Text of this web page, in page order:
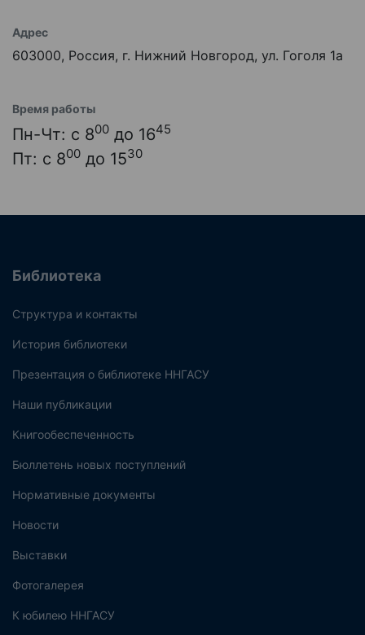
Адрес
603000, Россия, г. Нижний Новгород, ул. Гоголя 1а
Время работы
Пн-Чт: с 800 до 1645
Пт: с 800 до 1530
Библиотека
Структура и контакты
История библиотеки
Презентация о библиотеке ННГАСУ
Наши публикации
Книгообеспеченность
Бюллетень новых поступлений
Нормативные документы
Новости
Выставки
Фотогалерея
К юбилею ННГАСУ